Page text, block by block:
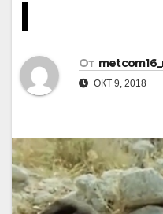
|
От
ОКТ 9, 2018